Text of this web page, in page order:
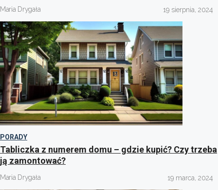
Maria Drygała 19 sierpnia, 2024
PORADY
Tabliczka z numerem domu – gdzie kupić? Czy trzeba
ją zamontować?
Maria Drygała 19 marca, 2024